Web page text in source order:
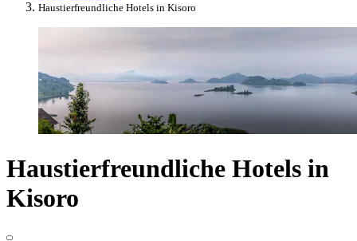
Haustierfreundliche Hotels in Kisoro
Haustierfreundliche Hotels in
Kisoro